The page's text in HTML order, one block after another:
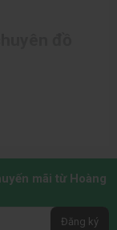
hữu cấu hình
tác vụ thiết
mãi từ Hoàng
Đăng ký